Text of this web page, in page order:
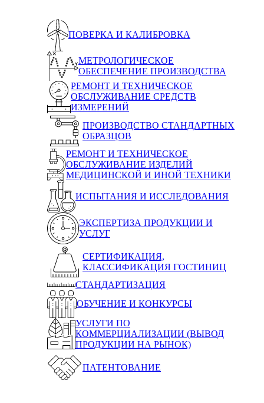
ПОВЕРКА И КАЛИБРОВКА
МЕТРОЛОГИЧЕСКОЕ
ОБЕСПЕЧЕНИЕ ПРОИЗВОДСТВА
РЕМОНТ И ТЕХНИЧЕСКОЕ
ОБСЛУЖИВАНИЕ СРЕДСТВ
ИЗМЕРЕНИЙ
ПРОИЗВОДСТВО СТАНДАРТНЫХ
ОБРАЗЦОВ
РЕМОНТ И ТЕХНИЧЕСКОЕ
ОБСЛУЖИВАНИЕ ИЗДЕЛИЙ
МЕДИЦИНСКОЙ И ИНОЙ ТЕХНИКИ
ИСПЫТАНИЯ И ИССЛЕДОВАНИЯ
ЭКСПЕРТИЗА ПРОДУКЦИИ И
УСЛУГ
СЕРТИФИКАЦИЯ,
КЛАССИФИКАЦИЯ ГОСТИНИЦ
СТАНДАРТИЗАЦИЯ
ОБУЧЕНИЕ И КОНКУРСЫ
УСЛУГИ ПО
КОММЕРЦИАЛИЗАЦИИ (ВЫВОД
ПРОДУКЦИИ НА РЫНОК)
ПАТЕНТОВАНИЕ